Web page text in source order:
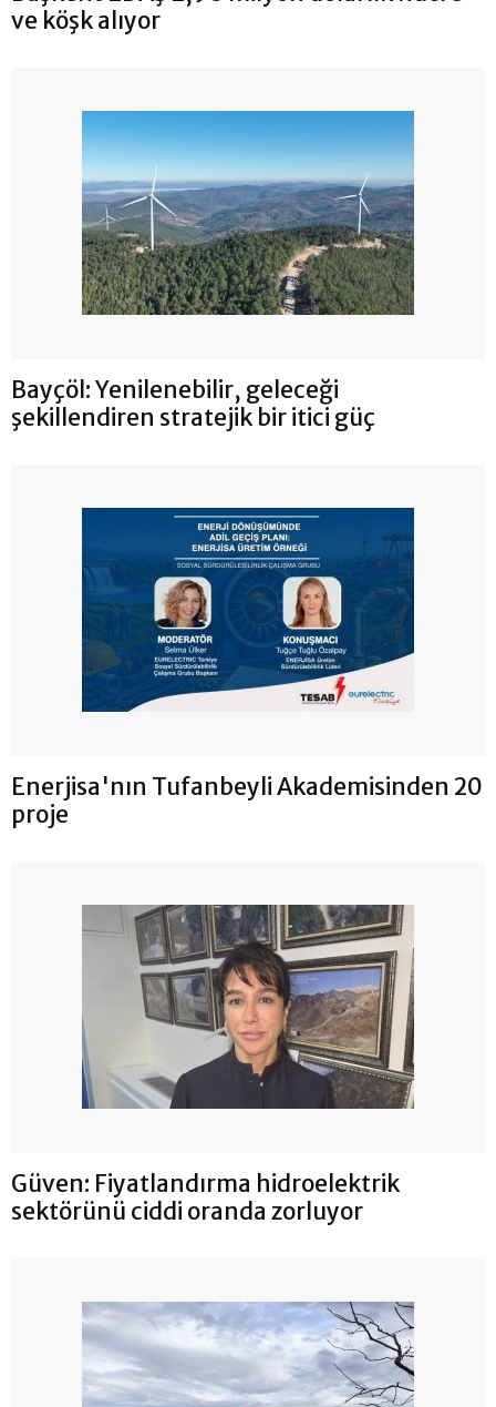
ve köşk alıyor
Bayçöl: Yenilenebilir, geleceği
şekillendiren stratejik bir itici güç
Enerjisa'nın Tufanbeyli Akademisinden 20
proje
Güven: Fiyatlandırma hidroelektrik
sektörünü ciddi oranda zorluyor